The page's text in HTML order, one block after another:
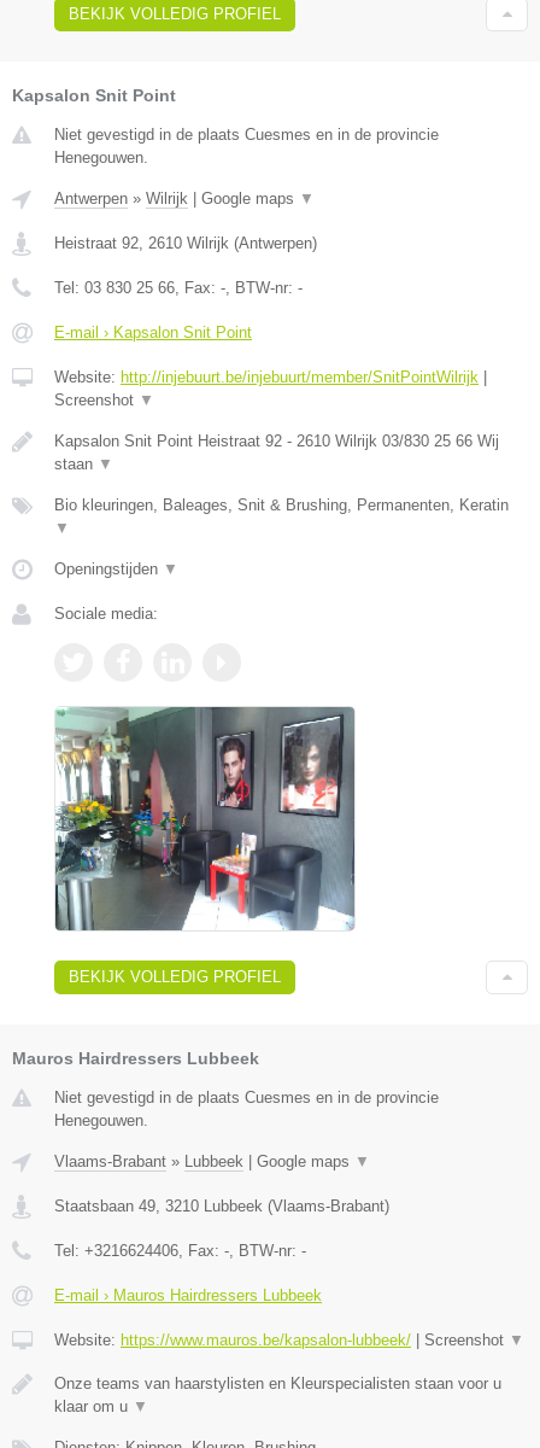
BEKIJK VOLLEDIG PROFIEL
Kapsalon Snit Point
Niet gevestigd in de plaats Cuesmes en in de provincie
Henegouwen.
Antwerpen » Wilrijk | Google maps ▼
Heistraat 92 2610 Wilrijk (Antwerpen)
Tel: 03 830 25 66 , Fax: - , BTW-nr: -
E-mail › Kapsalon Snit Point
Website: http://injebuurt.be/injebuurt/member/SnitPointWilrijk |
Screenshot ▼
Kapsalon Snit Point Heistraat 92 - 2610 Wilrijk 03/830 25 66 Wij
staan ▼
Bio kleuringen, Baleages, Snit & Brushing, Permanenten, Keratin
▼
Openingstijden ▼
Sociale media:
BEKIJK VOLLEDIG PROFIEL
Mauros Hairdressers Lubbeek
Niet gevestigd in de plaats Cuesmes en in de provincie
Henegouwen.
Vlaams-Brabant » Lubbeek Google maps ▼
Staatsbaan 49, 3210 Lubbeek (Vlaams-Brabant)
Tel: +3216624406, Fax: -, BTW-nr: -
E-mail › Mauros Hairdressers Lubbeek
Website: https://www.mauros.be/kapsalon-lubbeek/ Screenshot ▼
Onze teams van haarstylisten en Kleurspecialisten staan voor u
klaar om u ▼